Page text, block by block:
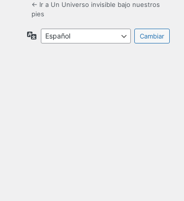
← Ir a Un Universo invisible bajo nuestros
pies
Idioma